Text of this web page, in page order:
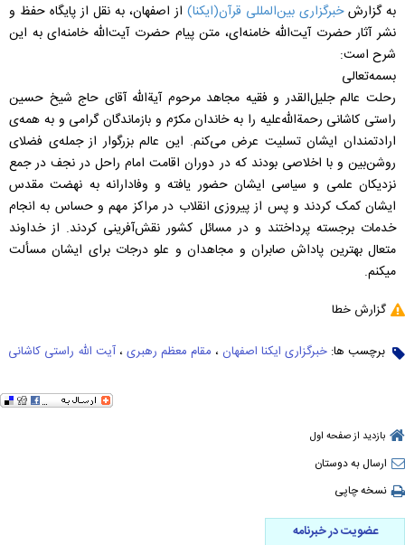
به گزارشخبرگزاری بین‌المللی قرآن(ایکنا) از اصفهان، به نقل از پایگاه حفظ و
نشر آثار حضرت آیت‌الله‌ خامنه‌ای، متن پیام حضرت آیت‌الله خامنه‌ای به این
شرح است:
بسمه‌تعالی
رحلت عالم جلیل‌القدر و فقیه مجاهد مرحوم آیةالله آقای حاج شیخ حسین
راستی کاشانی رحمة‌الله‌علیه را به خاندان مکرّم و بازماندگان گرامی و به همه‌ی
ارادتمندان ایشان تسلیت عرض می‌کنم. این عالم بزرگوار از جمله‌ی فضلای
روشن‌بین و با اخلاصی بودند که در دوران اقامت امام راحل در نجف در جمع
نزدیکان علمی و سیاسی ایشان حضور یافته و وفادارانه به نهضت مقدس
ایشان کمک کردند و پس از پیروزی انقلاب در مراکز مهم و حساس به انجام
خدمات برجسته پرداختند و در مسائل کشور نقش‌آفرینی کردند. از خداوند
متعال بهترین پاداش صابران و مجاهدان و علو درجات برای ایشان مسألت
میکنم.
گزارش خطا
برچسب ها: خبرگزاری ایکنا اصفهان ، مقام معظم رهبری ، آیت الله راستی کاشانی
بازدید از صفحه اول
ارسال به دوستان
نسخه چاپی
عضویت در خبرنامه